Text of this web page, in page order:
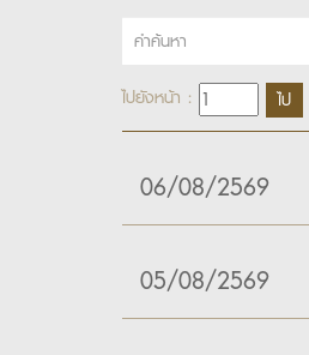
ไปยังหน้า :
06/08/2569
05/08/2569